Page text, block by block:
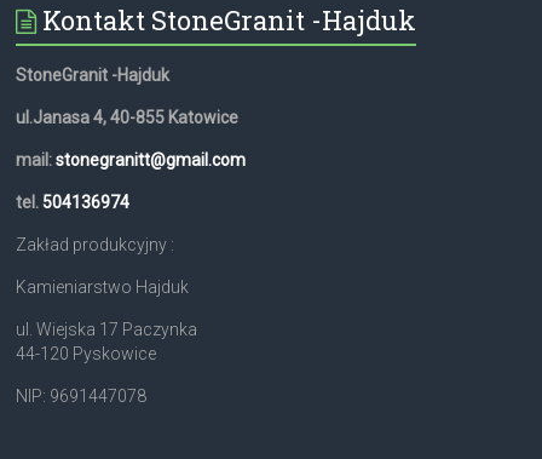
Kontakt StoneGranit -Hajduk
StoneGranit -Hajduk
ul.Janasa 4, 40-855 Katowice
mail:stonegranitt@gmail.com
tel. 504136974
Zakład produkcyjny :
Kamieniarstwo Hajduk
ul. Wiejska 17 Paczynka
44-120 Pyskowice
NIP: 9691447078